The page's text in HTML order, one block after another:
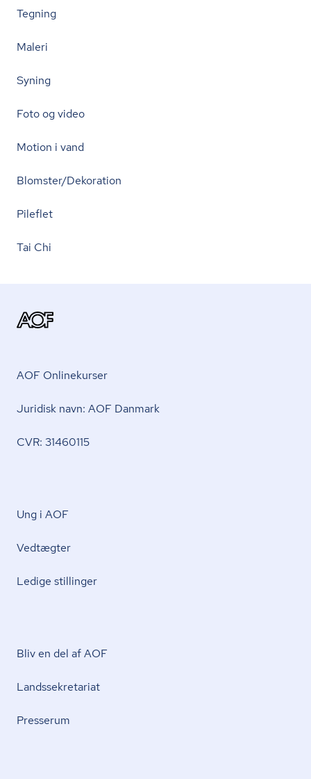
Tegning
Maleri
Syning
Foto og video
Motion i vand
Blomster/Dekoration
Pileflet
Tai Chi
AOF Onlinekurser
Juridisk navn: AOF Danmark
CVR: 31460115
Ung i AOF
Vedtægter
Ledige stillinger
Bliv en del af AOF
Lands­se­kre­ta­ri­at
Presserum